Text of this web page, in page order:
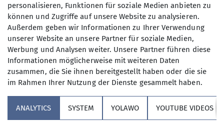
unterwegs sind.
Wer kann sich das wochentags
leisten?
Nun, alle die aus dem Berufsleben
ausgeschieden sind oder sonst über
ihre Zeit frei verfügen können und
körperlich in guter Verfassung sind.
Neben anspruchvollen Bergtouren
(bis ca. 1400 Höhenmeter) stehen
auch leichtere Berg- und
Anmeldung ab / bis
01.10.2025 / 30.11.2025
Maximale Teilnehmeranzahl
3
personalisieren, Funktionen für soziale Medien anbieten zu
können und Zugriffe auf unsere Website zu analysieren.
Außerdem geben wir Informationen zu Ihrer Verwendung
unserer Website an unsere Partner für soziale Medien,
Werbung und Analysen weiter. Unsere Partner führen diese
Informationen möglicherweise mit weiteren Daten
zusammen, die Sie ihnen bereitgestellt haben oder die sie
im Rahmen Ihrer Nutzung der Dienste gesammelt haben.
ANALYTICS SYSTEM YOLAWO YOUTUBE VIDEOS